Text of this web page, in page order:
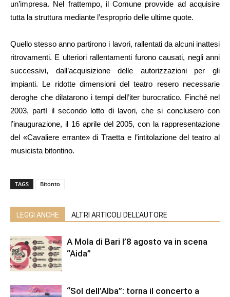
un’impresa. Nel frattempo, il Comune provvide ad acquisire
tutta la struttura mediante l’esproprio delle ultime quote.
Quello stesso anno partirono i lavori, rallentati da alcuni inattesi
ritrovamenti. E ulteriori rallentamenti furono causati, negli anni
successivi, dall’acquisizione delle autorizzazioni per gli
impianti. Le ridotte dimensioni del teatro resero necessarie
deroghe che dilatarono i tempi dell’iter burocratico. Finché nel
2003, partì il secondo lotto di lavori, che si conclusero con
l’inaugurazione, il 16 aprile del 2005, con la rappresentazione
del «Cavaliere errante» di Traetta e l’intitolazione del teatro al
musicista bitontino.
TAGS Bitonto
LEGGI ANCHE ALTRI ARTICOLI DELL'AUTORE
A Mola di Bari l’8 agosto va in scena
“Aida”
“Sol dell’Alba”: torna il concerto a